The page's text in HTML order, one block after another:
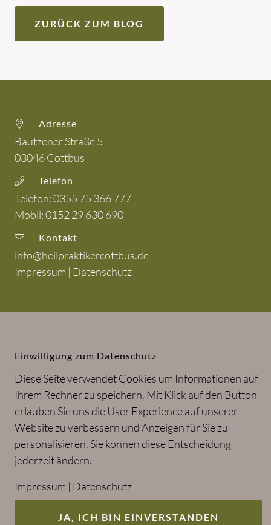
ZURÜCK ZUM BLOG
Adresse
Bautzener Straße 5
03046Cottbus
Telefon
Telefon:0355 75 366 777
Mobil:0152 29 630 690
Kontakt
info@heilpraktikercottbus.de
Impressum | Datenschutz
Einwilligung zum Datenschutz
Diese Seite verwendet Cookies um Informationen auf
Ihrem Rechner zu speichern. Mit Klick auf den Button
erlauben Sie uns die User Experience auf unserer
Website zu verbessern und Anzeigen für Sie zu
personalisieren. Sie können diese Entscheidung
jederzeit ändern.
Impressum | Datenschutz
JA, ICH BIN EINVERSTANDEN